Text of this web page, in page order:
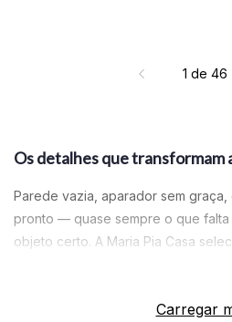
1 de 46
Os detalhes que transformam
Parede vazia, aparador sem
pronto — quase sempre o que falta
objeto certo. A Maria Pia Casa
espelho que abre o espaço. São
Carregar